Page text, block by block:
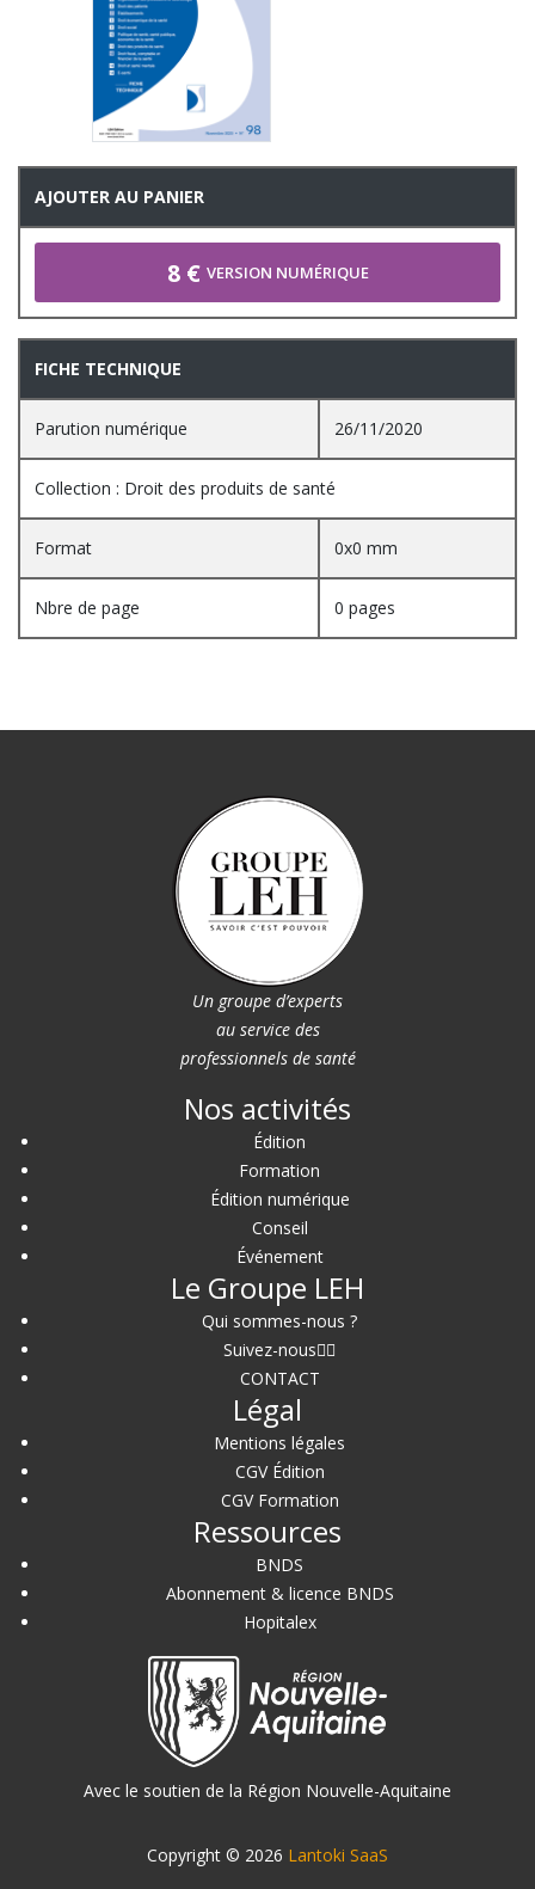
AJOUTER AU PANIER
8 € VERSION NUMÉRIQUE
FICHE TECHNIQUE
Parution numérique 26/11/2020
Collection : Droit des produits de santé
Format 0x0 mm
Nbre de page 0 pages
Un groupe d’experts
au service des
professionnels de santé
Nos activités
Édition
Formation
Édition numérique
Conseil
Événement
Le Groupe LEH
Qui sommes-nous ?
Suivez-nous
CONTACT
Légal
Mentions légales
CGV Édition
CGV Formation
Ressources
BNDS
Abonnement & licence BNDS
Hopitalex
Avec le soutien de la Région Nouvelle-Aquitaine
Copyright © 2026 Lantoki SaaS